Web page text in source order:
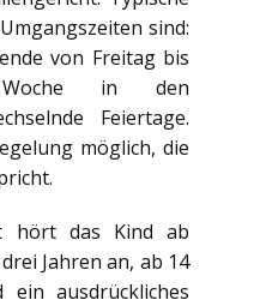
sind:
von Freitag bis
in den
Feiertage.
möglich, die
hört das Kind ab
Jahren an, ab 14
ausdrückliches